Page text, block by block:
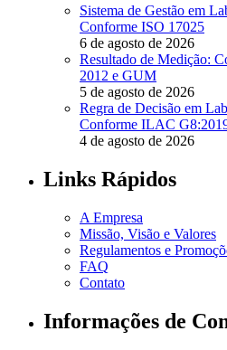
Sistema de Gestão em
Conforme ISO 17025
6 de agosto de 2026
Resultado de Medição:
2012 e GUM
5 de agosto de 2026
Regra de Decisão em
Conforme ILAC
4 de agosto de 2026
Links Rápidos
A Empresa
Missão, Visão e Valores
Regulamentos e
FAQ
Contato
Informações de